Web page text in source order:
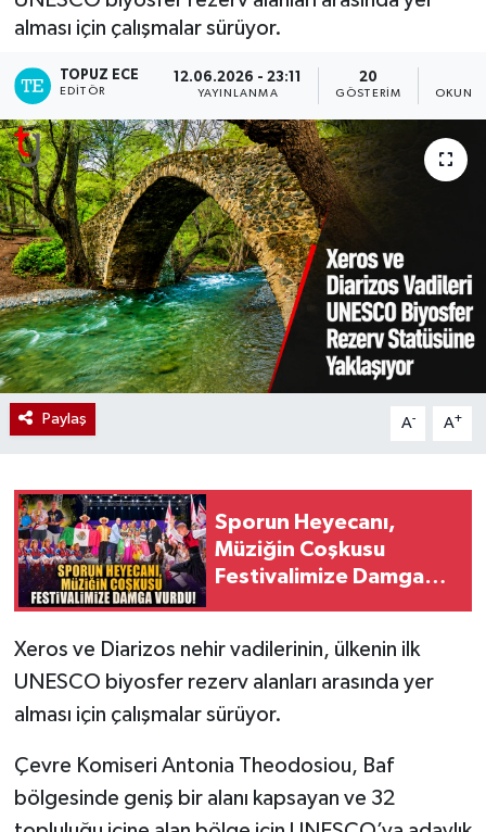
alması için çalışmalar sürüyor.
TOPUZ ECE
EDITÖR
12.06.2026 - 23:11
YAYINLANMA
20
GÖSTERIM
Paylaş A- A+
Sporun Heyecanı,
Müziğin Coşkusu
Festivalimize Damga
Xeros ve Diarizos nehir vadilerinin, ülkenin ilk
UNESCO biyosfer rezerv alanları arasında yer
alması için çalışmalar sürüyor.
Çevre Komiseri Antonia Theodosiou, Baf
bölgesinde geniş bir alanı kapsayan ve 32
TÜRKİYE